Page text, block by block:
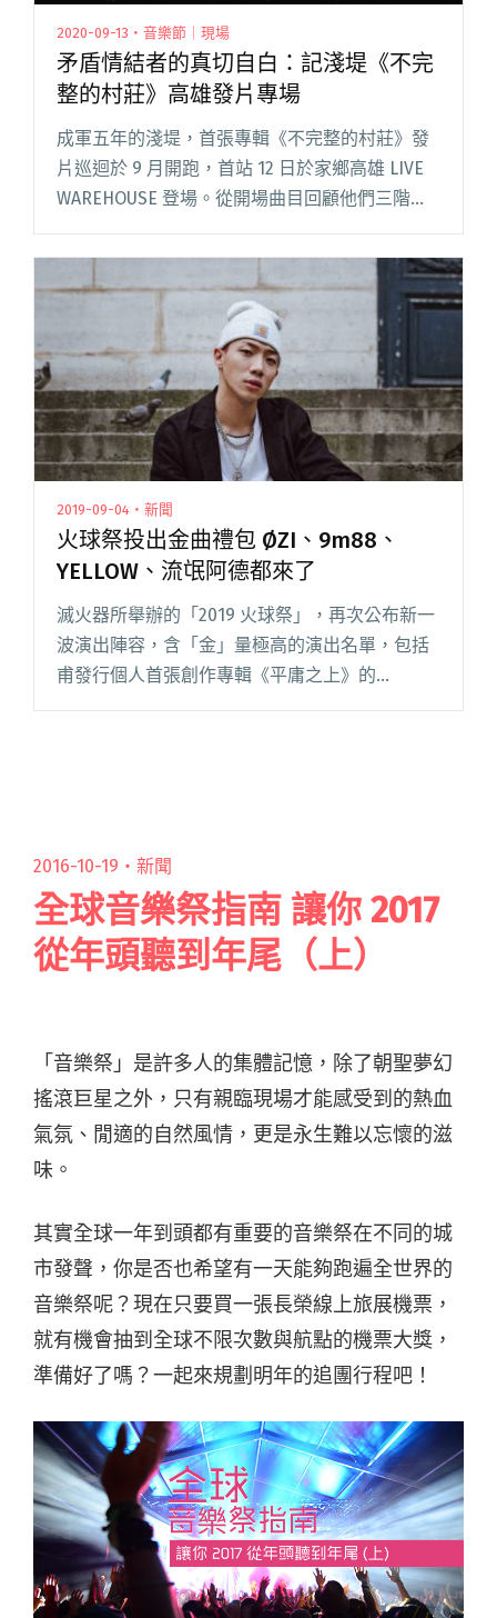
2020-09-13・音樂節｜現場
矛盾情結者的真切自白：記淺堤《不完
整的村莊》高雄發片專場
成軍五年的淺堤，首張專輯《不完整的村莊》發
片巡迴於 9 月開跑，首站 12 日於家鄉高雄 LIVE
WAREHOUSE 登場。從開場曲目回顧他們三階段
的發行軌跡，到劇場式組曲、嘉賓黃玠登場及許
久未演的〈怪手〉，節奏緊湊且充滿細節的專
場，有別閱讀全文 "矛盾情結者的真切自白：記
淺堤《不完整的村莊》高雄發片專場"
2019-09-04・新聞
火球祭投出金曲禮包 ØZI、9m88、
YELLOW、流氓阿德都來了
滅火器所舉辦的「2019 火球祭」，再次公布新一
波演出陣容，含「金」量極高的演出名單，包括
甫發行個人首張創作專輯《平庸之上》的
2016-10-19・ 新聞
全球音樂祭指南 讓你 2017
從年頭聽到年尾（上）
「音樂祭」是許多人的集體記憶，除了朝聖夢幻
搖滾巨星之外，只有親臨現場才能感受到的熱血
氣氛、閒適的自然風情，更是永生難以忘懷的滋
味。
其實全球一年到頭都有重要的音樂祭在不同的城
市發聲，你是否也希望有一天能夠跑遍全世界的
音樂祭呢？現在只要買一張長榮線上旅展機票，
就有機會抽到全球不限次數與航點的機票大獎，
準備好了嗎？一起來規劃明年的追團行程吧！